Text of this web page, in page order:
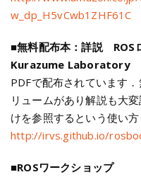
w_dp_H5vCwb1ZHF61C
■無料配布本：詳説 ROS
Kurazume Laboratory
PDFで配布されています
リュームがあり解説も大
けを参照するという使い方
http://irvs.github.io/
■ROSワークショップ